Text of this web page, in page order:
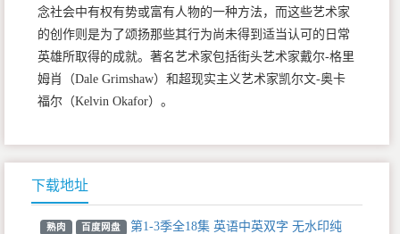
念社会中有权有势或富有人物的一种方法，而这些艺术家
的创作则是为了颂扬那些其行为尚未得到适当认可的日常
英雄所取得的成就。著名艺术家包括街头艺术家戴尔-格里
姆肖（Dale Grimshaw）和超现实主义艺术家凯尔文-奥卡
福尔（Kelvin Okafor）。
下载地址
熟肉 百度网盘
第1-3季全18集 英语中英双字 无水印纯